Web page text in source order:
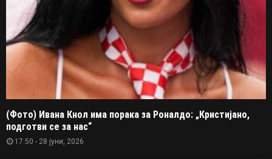
(Фото) Ивана Кнол има порака за Роналдо: „Кристијано,
подготви се за нас“
17:50 - 28 јуни, 2026